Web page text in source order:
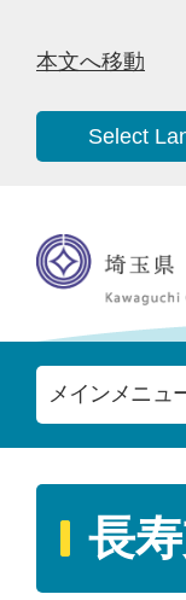
本文へ移動
Select
メインメニュ
長